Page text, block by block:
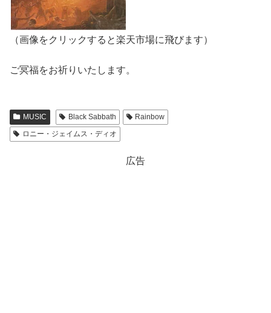
（画像をクリックすると楽天市場に飛びます）
ご冥福をお祈りいたします。
MUSIC Black Sabbath
Rainbow
ロニー・ジェイムス・ディオ
広告